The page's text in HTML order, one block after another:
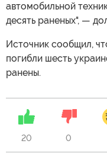
автомобильной
десять раненых", —
Источник сообщил,
погибли шесть
ранены.
20 0